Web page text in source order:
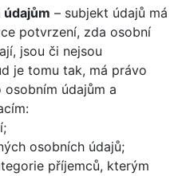
údajům – subjekt údajů má
potvrzení, zda osobní
jsou či nejsou
je tomu tak, má právo
údajům a
osobních údajů;
příjemců, kterým